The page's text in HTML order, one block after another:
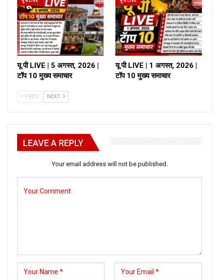
यू पी LIVE | 5 अगस्त, 2026 |
टॉप 10 मुख्य समाचार
यू पी LIVE | 1 अगस्त, 2026 |
टॉप 10 मुख्य समाचार
PREV NEXT
LEAVE A REPLY
Your email address will not be published.